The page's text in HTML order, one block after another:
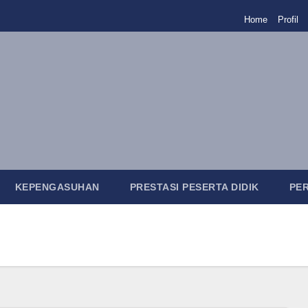
Home Profil
KEPENGASUHAN PRESTASI PESERTA DIDIK